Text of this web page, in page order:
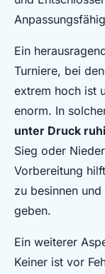
Ein
Turniere, bei
extrem hoch ist
enorm. In
unter Druck
Sieg oder
Vorbereitung
zu besinnen
geben.
Ein weiterer
Keiner ist vor